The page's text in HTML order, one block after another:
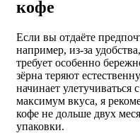
кофе
Если вы отдаёте
например, из-за
требует особенно
зёрна теряют
начинает
максимум вкуса, я
кофе не дольше двух
упаковки.